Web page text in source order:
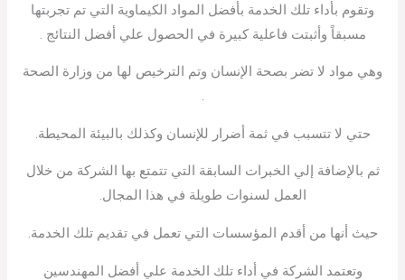
وتقوم بأداء تلك الخدمة بأفضل المواد الكيماوية التي تم تجربتها
مسبقاً وأثبتت فاعلية كبيرة في الحصول علي أفضل النتائج .
وهي مواد لا تضر بصحة الإنسان وتم الترخيص لها من وزارة الصحة
.
حتي لا تتسبب في ثمة أضرار للإنسان وكذلك بالبيئة المحيطة.
ثم بالإضافة إلي الخبرات السابقة التي تتمتع بها الشركة من خلال
العمل لسنوات طويلة في هذا المجال.
حيث أنها من أقدم المؤسسات التي تعمل في تقديم تلك الخدمة.
وتعتمد الشركة في أداء تلك الخدمة علي أفضل المهندسين